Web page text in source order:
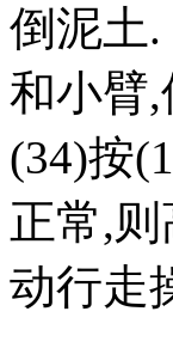
倒泥
和小
(34)按
正常,
动行走